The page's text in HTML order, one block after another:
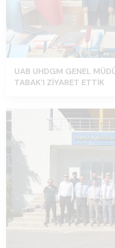
UAB UHDGM GENEL MÜDÜRÜ SAYIN DR. ÇAĞLAR
TABAK'I ZİYARET ETTİK